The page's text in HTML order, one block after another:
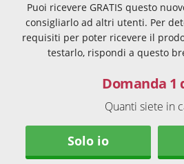
Puoi ricevere GRATIS questo
consigliarlo ad altri utenti. Per
requisiti per poter ricevere il
testarlo, rispondi a questo
Domanda 1
Quanti siete in
Solo io